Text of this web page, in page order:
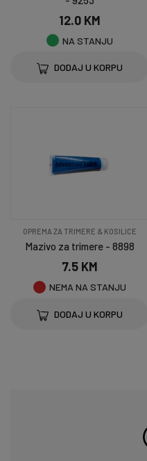
12.0 KM
NA STANJU
DODAJ U KORPU
OPREMA ZA TRIMERE & KOSILICE
Mazivo za trimere - 8898
7.5 KM
NEMA NA STANJU
DODAJ U KORPU